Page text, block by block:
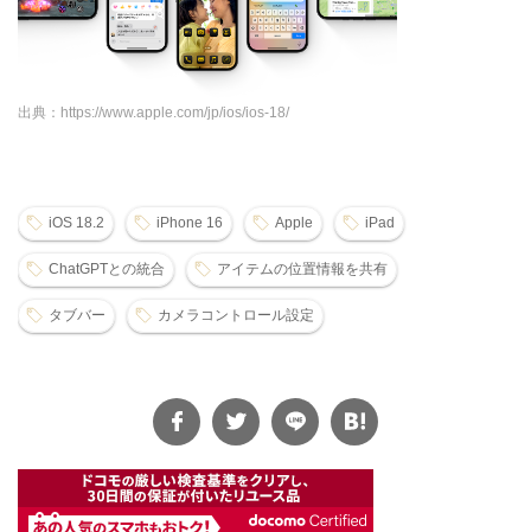
出典：https://www.apple.com/jp/ios/ios-18/
iOS 18.2 iPhone 16 Apple iPad
ChatGPTとの統合 アイテムの位置情報を共有
タブバー カメラコントロール設定